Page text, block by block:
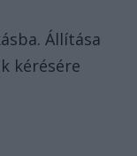
Állítása
kérésére